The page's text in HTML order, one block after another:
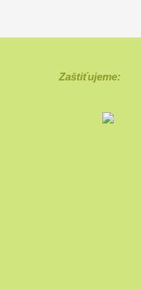
Zaštiťujeme: